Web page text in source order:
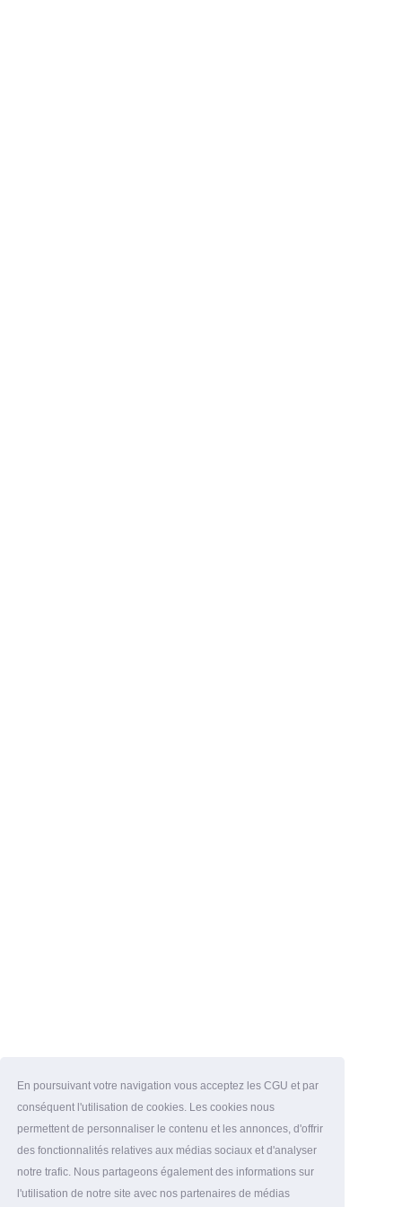
En poursuivant votre navigation vous acceptez les CGU et par
conséquent l'utilisation de cookies. Les cookies nous
permettent de personnaliser le contenu et les annonces, d'offrir
des fonctionnalités relatives aux médias sociaux et d'analyser
notre trafic. Nous partageons également des informations sur
l'utilisation de notre site avec nos partenaires de médias